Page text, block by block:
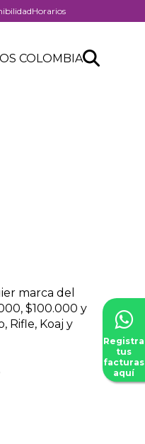
Horarios
COLOMBIASearch
Buscar
marca del
$100.000 y
Rifle, Koaj y
Registra
tus
facturas
aquí